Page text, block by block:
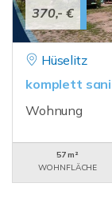
370,- €
Hüselitz
komplett
Wohnung
57 m²
WOHNFLÄCHE